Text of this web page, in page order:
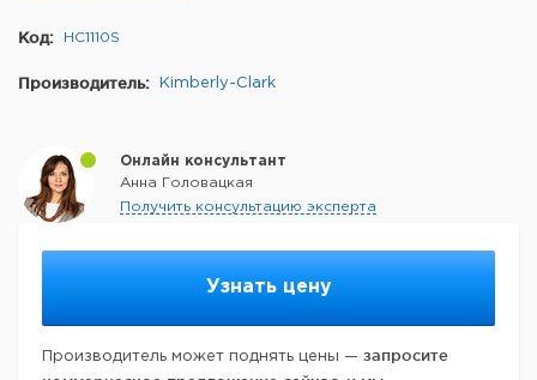
Узнать цену
Производитель может поднять цены — запросите
Код: HC1110S
Производитель: Kimberly-Clark
Онлайн консультант
Анна Головацкая
Получить консультацию эксперта